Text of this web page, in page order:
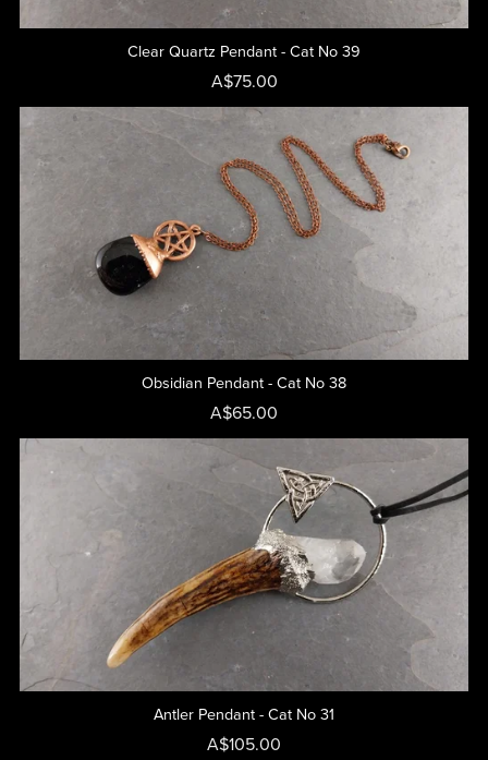
Clear Quartz Pendant - Cat No 39
A$75.00
Obsidian Pendant - Cat No 38
A$65.00
Antler Pendant - Cat No 31
A$105.00